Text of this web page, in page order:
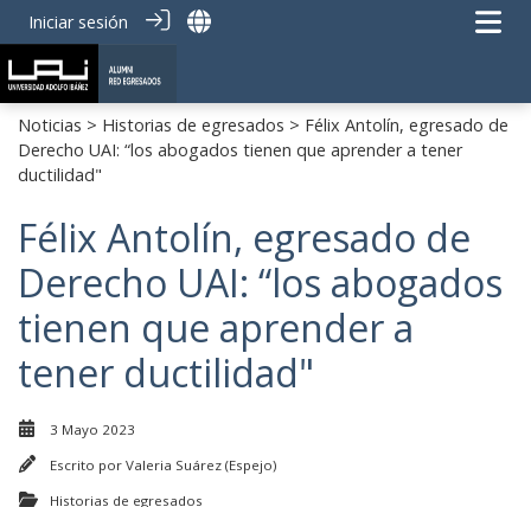
Iniciar sesión
Noticias > Historias de egresados > Félix Antolín, egresado de
Derecho UAI: “los abogados tienen que aprender a tener
ductilidad"
Félix Antolín, egresado de
Derecho UAI: “los abogados
tienen que aprender a
tener ductilidad"
3 Mayo 2023
Escrito por Valeria Suárez (Espejo)
Historias de egresados